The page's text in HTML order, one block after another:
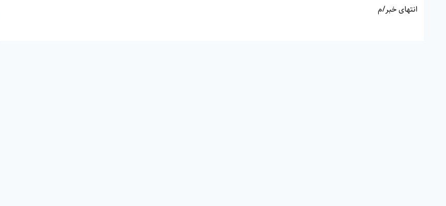
انتهای خبر/م